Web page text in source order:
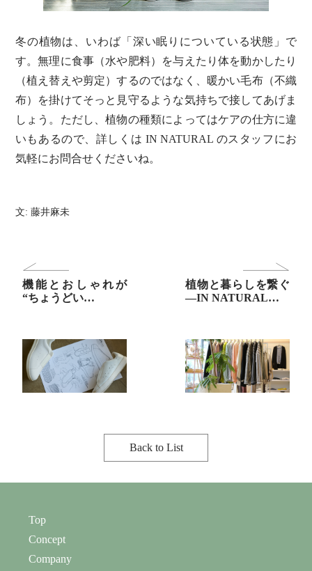
冬の植物は、いわば「深い眠りについている状態」で
す。無理に食事（水や肥料）を与えたり体を動かしたり
（植え替えや剪定）するのではなく、暖かい毛布（不織
布）を掛けてそっと見守るような気持ちで接してあげま
しょう。ただし、植物の種類によってはケアの仕方に違
いもあるので、詳しくは IN NATURAL のスタッフにお
気軽にお問合せくださいね。
文: 藤井麻未
機能とおしゃれが
“ちょうどい…
植物と暮らしを繋ぐ
―IN NATURAL…
Back to List
Top
Concept
Company